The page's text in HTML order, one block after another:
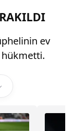
ev
hükmetti.